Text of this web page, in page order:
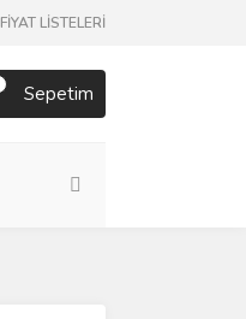
FİYAT LİSTELERİ
Sepetim